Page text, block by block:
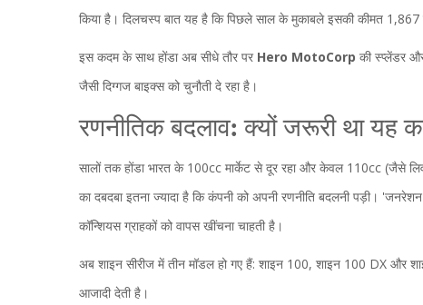
किया है। दिलचस्प बात यह है कि पिछले साल के मुकाबले इसकी कीमत
इस कदम के साथ होंडा अब सीधे तौर पर Hero MotoCorp की स्प्लेंडर
जैसी दिग्गज बाइक्स को चुनौती दे रहा है।
रणनीतिक बदलाव: क्यों जरूरी था यह
सालों तक होंडा भारत के 100cc मार्केट से दूर रहा और केवल 110cc (जैसे
का दबदबा इतना ज्यादा है कि कंपनी को अपनी रणनीति बदलनी पड़ी।
कॉन्शियस ग्राहकों को वापस खींचना चाहती है।
अब शाइन सीरीज में तीन मॉडल हो गए हैं: शाइन 100, शाइन 100 DX और
आजादी देती है।